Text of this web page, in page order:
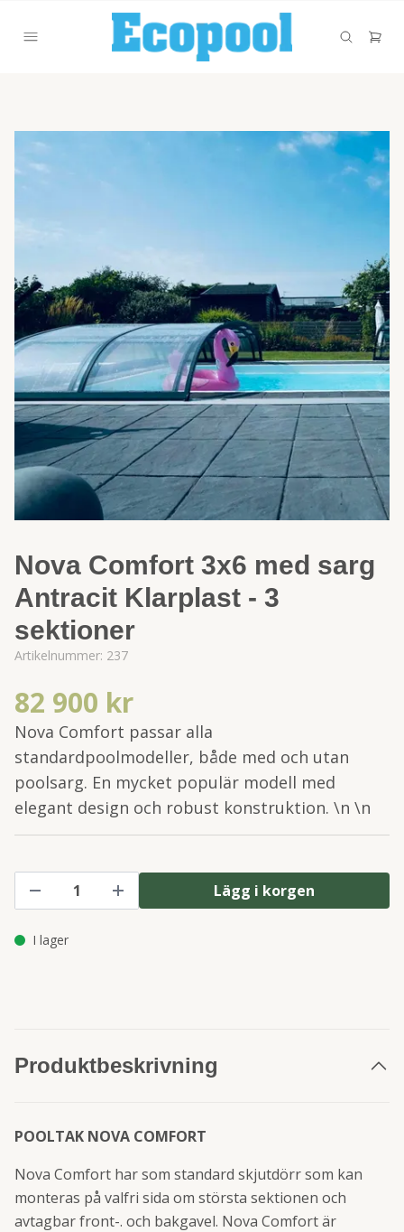
Nova Comfort 3x6 med sarg
Antracit Klarplast - 3
sektioner
Artikelnummer: 237
82 900 kr
Nova Comfort passar alla
standardpoolmodeller, både med och utan
poolsarg. En mycket populär modell med
elegant design och robust konstruktion. \n \n
Lägg i korgen
I lager
Produktbeskrivning
POOLTAK NOVA COMFORT
Nova Comfort har som standard skjutdörr som kan
monteras på valfri sida om största sektionen och
avtagbar front-. och bakgavel. Nova Comfort är